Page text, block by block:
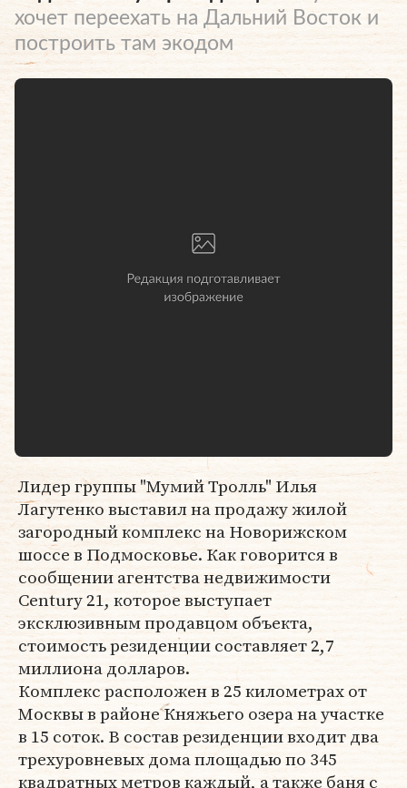
хочет переехать на Дальний Восток и
построить там экодом
Лидер группы "Мумий Тролль" Илья
Лагутенко выставил на продажу жилой
загородный комплекс на Новорижском
шоссе в Подмосковье. Как говорится в
сообщении агентства недвижимости
Century 21, которое выступает
эксклюзивным продавцом объекта,
стоимость резиденции составляет 2,7
миллиона долларов.
Комплекс расположен в 25 километрах от
Москвы в районе Княжьего озера на участке
в 15 соток. В состав резиденции входит два
трехуровневых дома площадью по 345
квадратных метров каждый, а также баня с